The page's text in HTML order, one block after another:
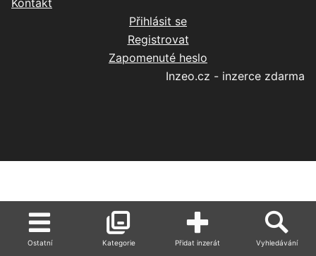
Kategorie
Ostatní Přidat inzerát Vyhledávání
Kontakt
Přihlásit se
Registrovat
Zapomenuté heslo
Inzeo.cz - inzerce zdarma